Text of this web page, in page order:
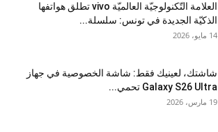
العلامة التّكنولوجيّة العالميّة vivo تطلق هواتفها
الذكيّة الجديدة في تونس: سلسلة...
14 مايو، 2026
شاشتك، لعينيك فقط: شاشة الخصوصية في جهاز
Galaxy S26 Ultra تحمي...
19 مارس، 2026